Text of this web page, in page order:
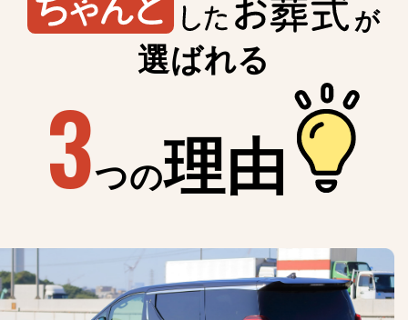
が
選ばれる
3つの理由